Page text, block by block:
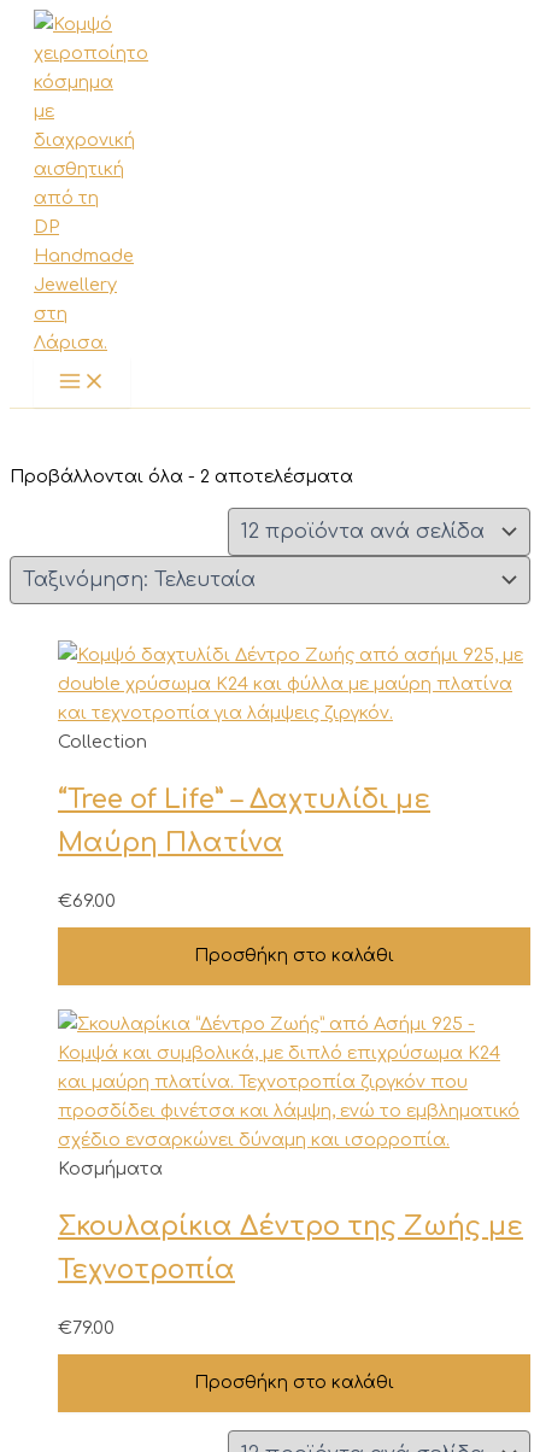
Μετάβαση
στο
περιεχόμενο
Προβάλλονται όλα - 2 αποτελέσματα
by
latest
Collection
“Tree of Life” – Δαχτυλίδι με
Μαύρη Πλατίνα
€69.00
Προσθήκη στο καλάθι
Κοσμήματα
Σκουλαρίκια Δέντρο της Ζωής με
Τεχνοτροπία
€79.00
Προσθήκη στο καλάθι